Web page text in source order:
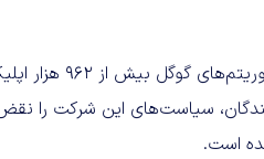
از ۹۶۲ هزار اپلیکیشن را در پلی استور
است.